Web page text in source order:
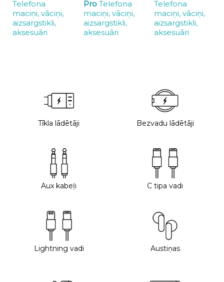
Telefona
maciņi, vāciņi,
aizsargstikli,
aksesuāri
Pro Telefona
maciņi, vāciņi,
aizsargstikli,
aksesuāri
Telefona
maciņi, vāciņi,
aizsargstikli,
aksesuāri
Tīkla lādētāji Bezvadu lādētāji
Aux kabeļi C tipa vadi
Lightning vadi Austiņas